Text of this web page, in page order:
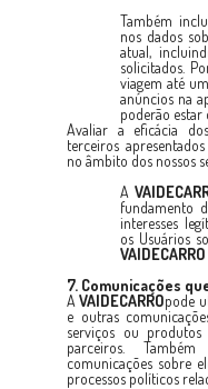
Também
nos dados
atual,
solicitados.
viagem até
anúncios na
poderão estar
Avaliar a eficácia
terceiros
no âmbito dos nossos
A
fundamento
interesses
os Usuários
VAIDECARRO
7. Comunicações
AVAIDECARROpode
e outras
serviços ou
parceiros.
comunicações sobre
processos políticos